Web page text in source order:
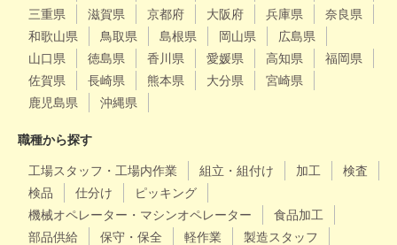
三重県
滋賀県 京都府 大阪府 兵庫県
奈良県
和歌山県
鳥取県 島根県 岡山県
広島県
山口県
徳島県 香川県 愛媛県 高知県
福岡県
佐賀県
長崎県 熊本県 大分県
宮崎県
鹿児島県
沖縄県
職種から探す
工場スタッフ・工場内作業 組立・組付け 加工
検査
検品
仕分け
ピッキング
機械オペレーター・マシンオペレーター
食品加工
部品供給
保守・保全 軽作業
製造スタッフ